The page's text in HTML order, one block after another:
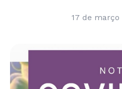
17 de março